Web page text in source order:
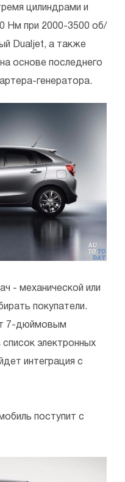
цилиндрами и
Нм при 2000-3500 об/
Dualjet, а также
на основе последнего
генератора.
- механической или
покупатели.
7-дюймовым
электронных
интеграция с
поступит с